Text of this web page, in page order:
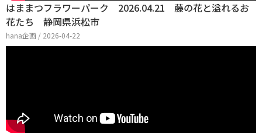
はままつフラワーパーク 2026.04.21 藤の花と溢れるお
花たち 静岡県浜松市
hana企画 / 2026-04-22